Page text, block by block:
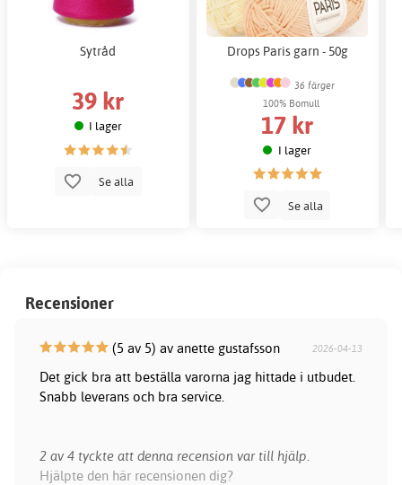
Sytråd
39 kr
I lager
Se alla
Drops Paris garn - 50g
36 färger
100% Bomull
17 kr
I lager
Se alla
Recensioner
(5 av 5) av anette gustafsson 2026-04-13
Det gick bra att beställa varorna jag hittade i utbudet.
Snabb leverans och bra service.
2 av 4 tyckte att denna recension var till hjälp.
Hjälpte den här recensionen dig?